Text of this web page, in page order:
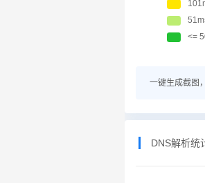
一键生成截图
DNS解析统